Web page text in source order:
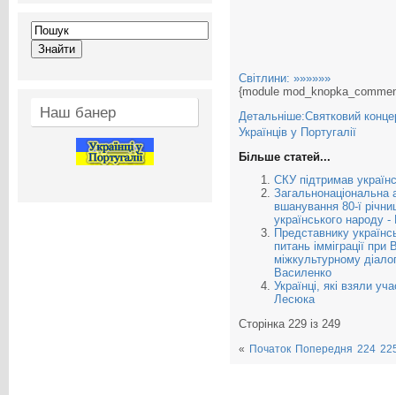
Наш банер
Світлини: »»»»»»
{module
Детальніше:Святковий
Українців у Португалії
Більше статей...
СКУ підтримав
Загальнонаціональна
вшанування 80-ї
українського народу
Представнику
питань імміграції при
міжкультурному
Василенко
Українці, які взяли
Лесюка
Сторінка 229 із 249
« Початок Попередня 224